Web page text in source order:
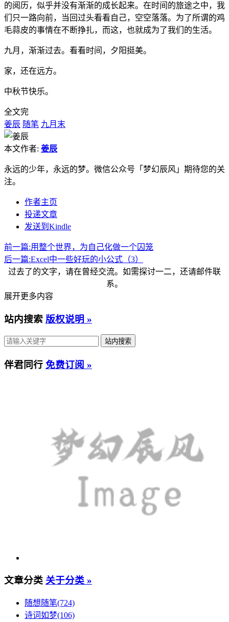
的阅历，似乎并没有渐渐的成长起来。在时间的旅途之中，我
们只一路向前，当回过头看看自己，空空落落。为了所谓的鸡
毛蒜皮的事情在不断挣扎，而这，也就成为了我们的生活。
九月，渐渐过去。看看时间，夕阳挺美。
家，还在远方。
中秋节快乐。
全文完
姜辰 随笔 九月末
本文作者: 姜辰
永远的少年，永远的梦。微信公众号「梦幻辰风」期待您的关
注。
作者主页
投递文章
发送到Kindle
前一篇:用整个世界，为自己化做一个囚笼
后一篇:Excel中一些好玩的小公式（3）
过去了的文字，请在曾经交流。如需探讨一二，还请邮件联
系。
展开更多内容
站内搜索 版权说明 »
伴君同行 免费订阅 »
文章分类 关于分类 »
随想随笔(724)
诗词如梦(106)